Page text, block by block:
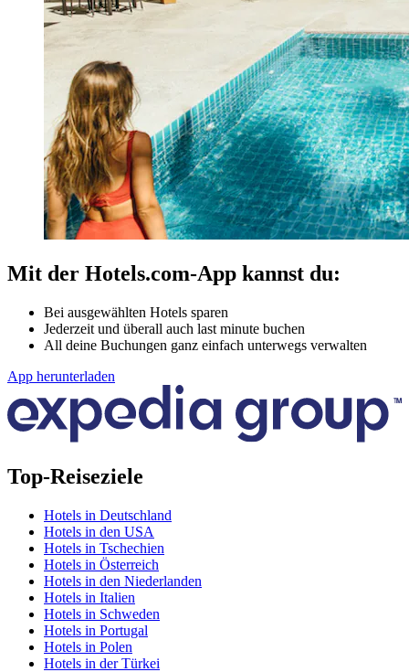
Mit der Hotels.com-App kannst du:
Bei ausgewählten Hotels sparen
Jederzeit und überall auch last minute buchen
All deine Buchungen ganz einfach unterwegs verwalten
App herunterladen
Top-Reiseziele
Hotels in Deutschland
Hotels in den USA
Hotels in Tschechien
Hotels in Österreich
Hotels in den Niederlanden
Hotels in Italien
Hotels in Schweden
Hotels in Portugal
Hotels in Polen
Hotels in der Türkei